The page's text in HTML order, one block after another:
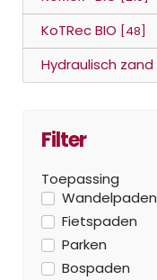
KoTRec BIO [48]
Hydraulisch zand
Filter
Toepassing
Wandelpaden
Fietspaden
Parken
Bospaden